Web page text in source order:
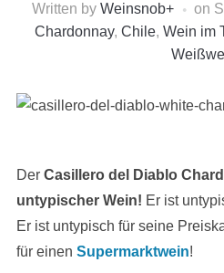
Written by Weinsnob+ on
Chardonnay, Chile, Wein im
Der Casillero del Diablo
untypischer Wein! Er ist
Er ist untypisch für seine
für einen Supermarktwein!